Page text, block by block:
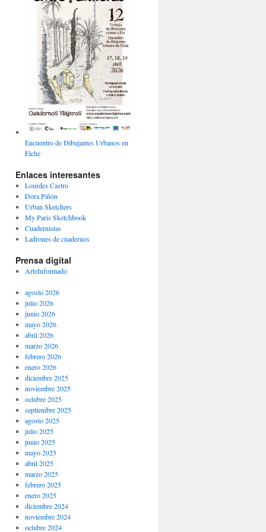
Encuentro de Dibujantes Urbanos en
Elche
Enlaces interesantes
Lourdes Castro
Dora Piñón
Urban Sketchers
My Paris Sketchbook
Cuadernistas
Ladrones de cuadernos
Prensa digital
ArteInformado
agosto 2026
julio 2026
junio 2026
mayo 2026
abril 2026
marzo 2026
febrero 2026
enero 2026
diciembre 2025
noviembre 2025
octubre 2025
septiembre 2025
agosto 2025
julio 2025
junio 2025
mayo 2025
abril 2025
marzo 2025
febrero 2025
enero 2025
diciembre 2024
noviembre 2024
octubre 2024